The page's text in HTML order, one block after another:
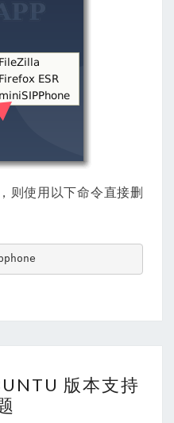
则使用以下命令直接删
版本支持